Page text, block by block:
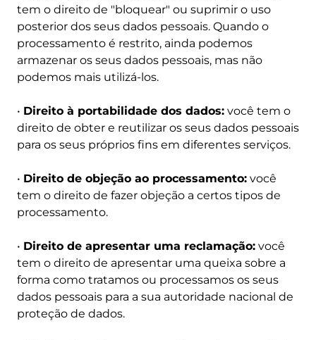
tem o direito de "bloquear" ou suprimir o uso
posterior dos seus dados pessoais. Quando o
processamento é restrito, ainda podemos
armazenar os seus dados pessoais, mas não
podemos mais utilizá-los.
• Direito à portabilidade dos dados: você tem o
direito de obter e reutilizar os seus dados pessoais
para os seus próprios fins em diferentes serviços.
• Direito de objeção ao processamento: você
tem o direito de fazer objeção a certos tipos de
processamento.
• Direito de apresentar uma reclamação: você
tem o direito de apresentar uma queixa sobre a
forma como tratamos ou processamos os seus
dados pessoais para a sua autoridade nacional de
proteção de dados.